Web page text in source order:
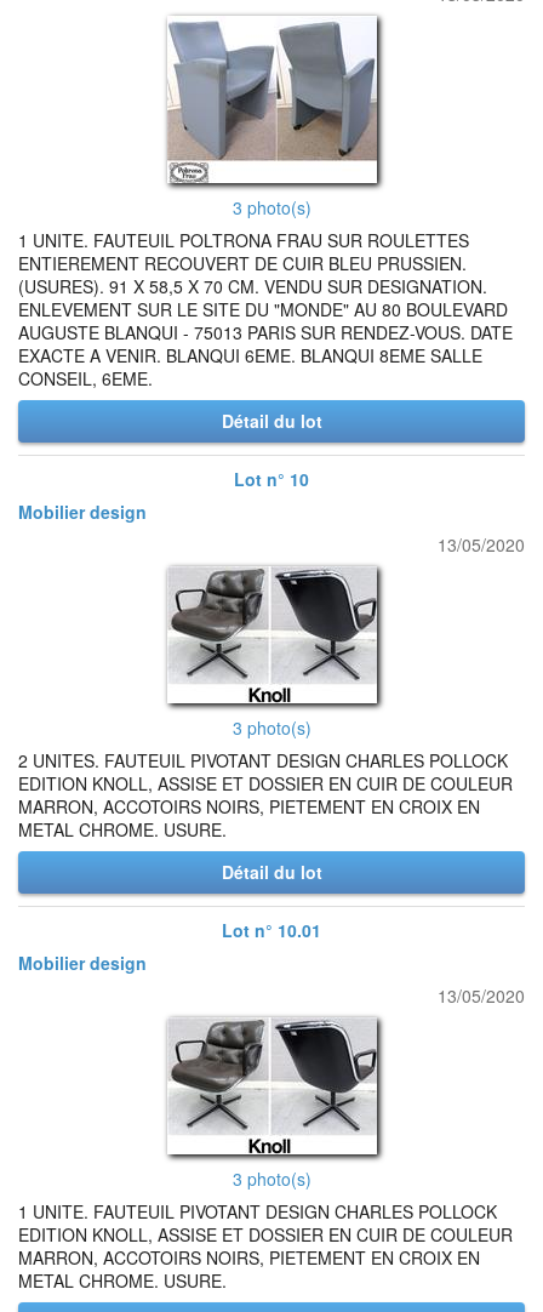
3 photo(s)
1 UNITE. FAUTEUIL POLTRONA FRAU SUR ROULETTES
ENTIEREMENT RECOUVERT DE CUIR BLEU PRUSSIEN.
(USURES). 91 X 58,5 X 70 CM. VENDU SUR DESIGNATION.
ENLEVEMENT SUR LE SITE DU "MONDE" AU 80 BOULEVARD
AUGUSTE BLANQUI - 75013 PARIS SUR RENDEZ-VOUS. DATE
EXACTE A VENIR. BLANQUI 6EME. BLANQUI 8EME SALLE
CONSEIL, 6EME.
Détail du lot
Lot n° 10
Mobilier design
13/05/2020
3 photo(s)
2 UNITES. FAUTEUIL PIVOTANT DESIGN CHARLES POLLOCK
EDITION KNOLL, ASSISE ET DOSSIER EN CUIR DE COULEUR
MARRON, ACCOTOIRS NOIRS, PIETEMENT EN CROIX EN
METAL CHROME. USURE.
Détail du lot
Lot n° 10.01
Mobilier design
13/05/2020
3 photo(s)
1 UNITE. FAUTEUIL PIVOTANT DESIGN CHARLES POLLOCK
EDITION KNOLL, ASSISE ET DOSSIER EN CUIR DE COULEUR
MARRON, ACCOTOIRS NOIRS, PIETEMENT EN CROIX EN
METAL CHROME. USURE.